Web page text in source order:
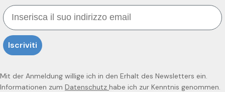
Email
Iscriviti
Mit der Anmeldung willige ich in den Erhalt des Newsletters ein.
Informationen zum Datenschutz habe ich zur Kenntnis genommen.